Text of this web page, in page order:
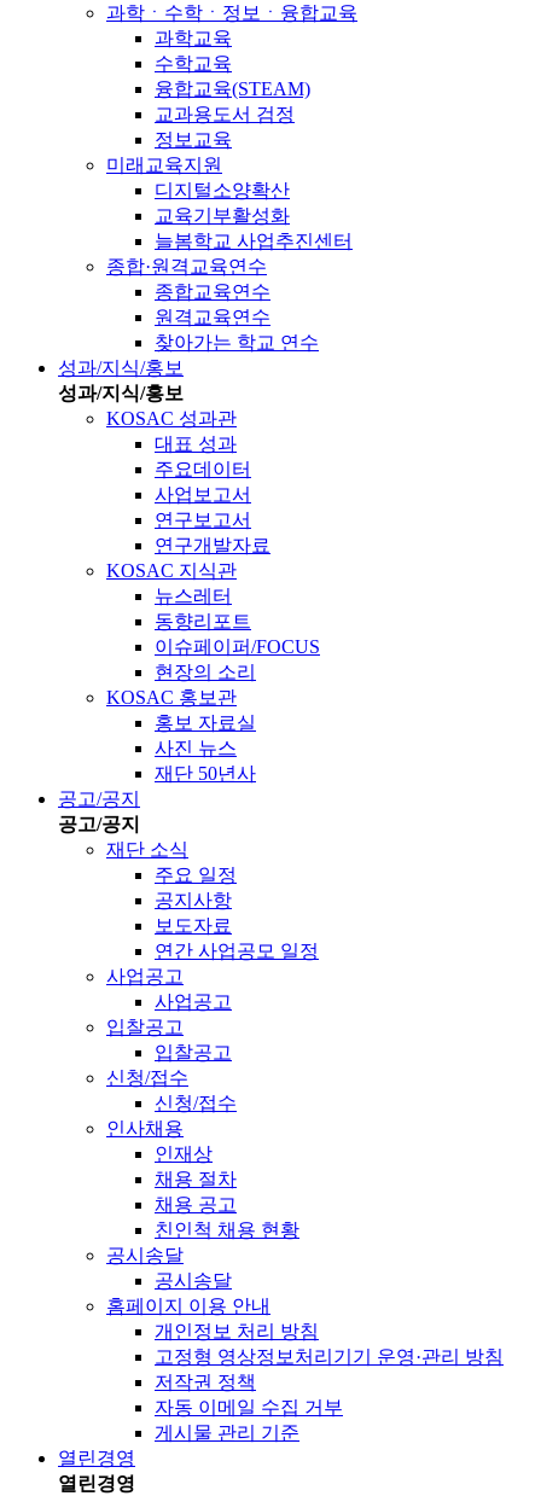
과학ㆍ수학ㆍ정보ㆍ융합교육
과학교육
수학교육
융합교육(STEAM)
교과용도서 검정
정보교육
미래교육지원
디지털소양확산
교육기부활성화
늘봄학교 사업추진센터
종합·원격교육연수
종합교육연수
원격교육연수
찾아가는 학교 연수
성과/지식/홍보
성과/지식/홍보
KOSAC 성과관
대표 성과
주요데이터
사업보고서
연구보고서
연구개발자료
KOSAC 지식관
뉴스레터
동향리포트
이슈페이퍼/FOCUS
현장의 소리
KOSAC 홍보관
홍보 자료실
사진 뉴스
재단 50년사
공고/공지
공고/공지
재단 소식
주요 일정
공지사항
보도자료
연간 사업공모 일정
사업공고
사업공고
입찰공고
입찰공고
신청/접수
신청/접수
인사채용
인재상
채용 절차
채용 공고
친인척 채용 현황
공시송달
공시송달
홈페이지 이용 안내
개인정보 처리 방침
고정형 영상정보처리기기 운영·관리 방침
저작권 정책
자동 이메일 수집 거부
게시물 관리 기준
열린경영
열린경영